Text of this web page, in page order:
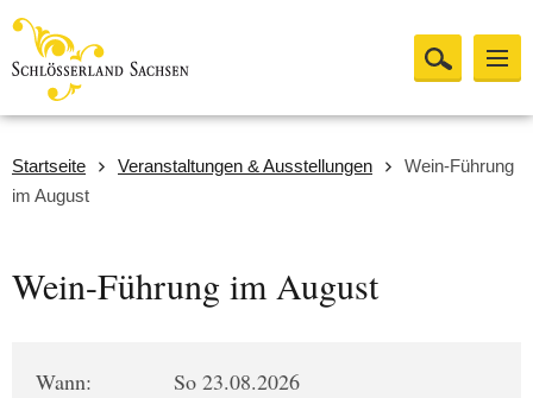
Startseite Veranstaltungen & Ausstellungen
Wein-Führung
im August
Wein-Führung im August
Wann:
So 23.08.2026